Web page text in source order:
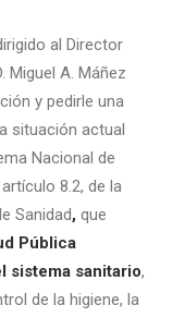
al Director
Miguel A. Máñez
y pedirle una
situación actual
Nacional de
8.2, de la
Sanidad, que
Pública
sistema sanitario,
de la higiene, la